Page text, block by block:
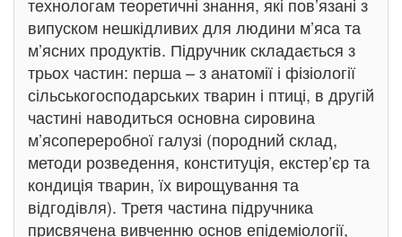
випуском нешкідливих для людини м’яса та
м’ясних продуктів. Підручник складається з
трьох частин: перша – з анатомії і фізіології
сільськогосподарських тварин і птиці, в другій
частині наводиться основна сировина
м’ясопереробної галузі (породний склад,
методи розведення, конституція, екстер’єр та
кондиція тварин, їх вирощування та
відгодівля). Третя частина підручника
присвячена вивченню основ епідеміології,